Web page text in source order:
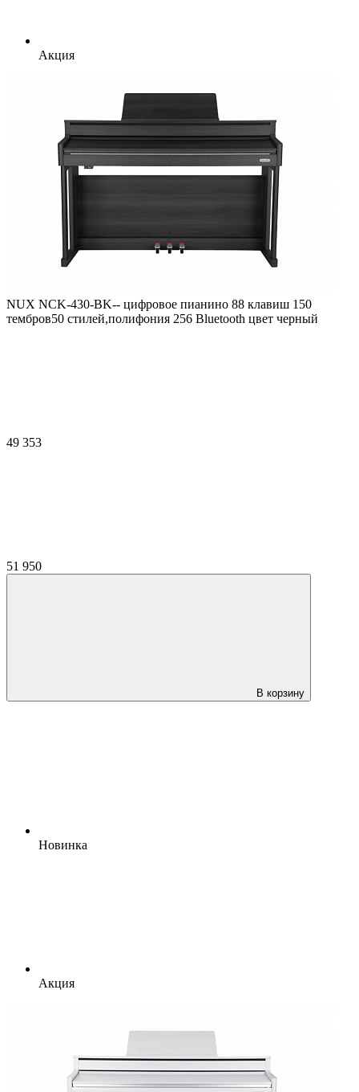
Акция
NUX NCK-430-BK-- цифровое пианино 88 клавиш 150
тембров50 стилей,полифония 256 Bluetooth цвет черный
49 353
51 950
В корзину
Новинка
Акция